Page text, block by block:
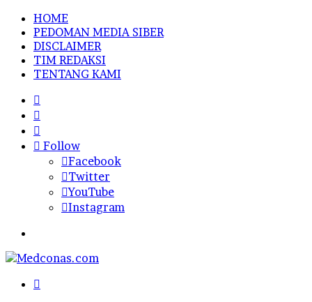
HOME
PEDOMAN MEDIA SIBER
DISCLAIMER
TIM REDAKSI
TENTANG KAMI
In
Follow
Facebook
Twitter
YouTube
Instagram